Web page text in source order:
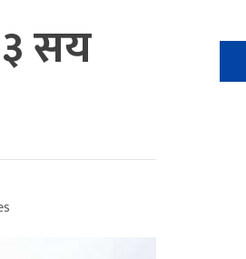
सय